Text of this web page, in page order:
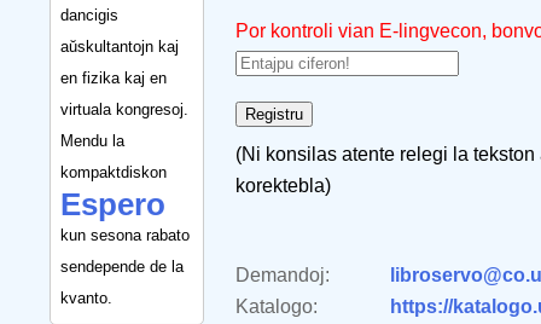
dancigis
aŭskultantojn kaj
en fizika kaj en
virtuala kongresoj.
Mendu la
kompaktdiskon
Espero
kun sesona rabato
sendepende de la
kvanto.
Por kontroli vian E-lingvecon,
(Ni konsilas atente relegi la
korektebla)
Demandoj:
Katalogo:
https://